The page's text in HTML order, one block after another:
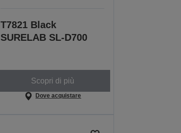
T7821 Black
SURELAB SL-D700
Scopri di più
Dove acquistare